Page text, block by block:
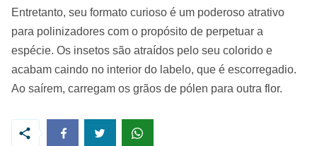
Entretanto, seu formato curioso é um poderoso atrativo
para polinizadores com o propósito de perpetuar a
espécie. Os insetos são atraídos pelo seu colorido e
acabam caindo no interior do labelo, que é escorregadio.
Ao saírem, carregam os grãos de pólen para outra flor.